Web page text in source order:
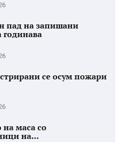
пад на запишани
се осум пожари
на маса со
на...